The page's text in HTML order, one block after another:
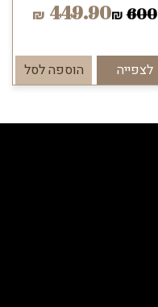
600
₪
449.90
₪
לצפייה הוספה לסל